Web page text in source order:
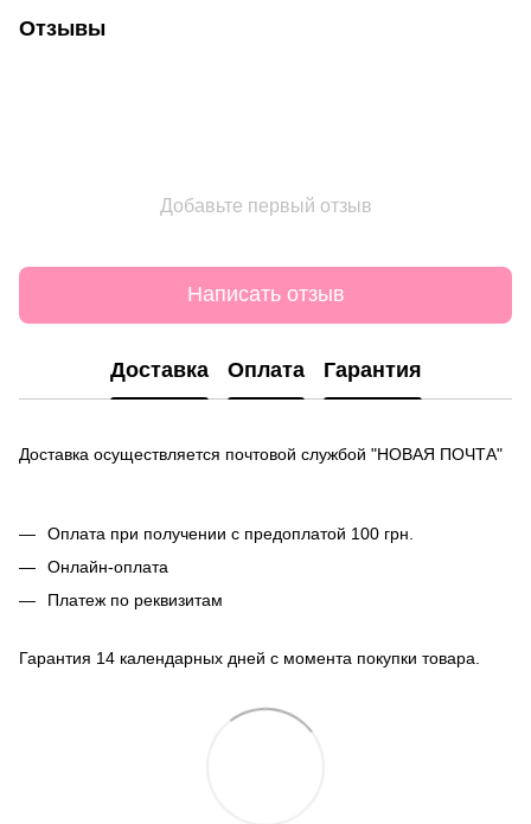
Отзывы
Добавьте первый отзыв
Написать отзыв
Доставка Оплата Гарантия
Доставка осуществляется почтовой службой "НОВАЯ ПОЧТА"
Оплата при получении с предоплатой 100 грн.
Онлайн-оплата
Платеж по реквизитам
Гарантия 14 календарных дней с момента покупки товара.